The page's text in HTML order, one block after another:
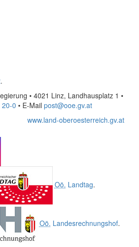
.
• 4021 Linz, Landhausplatz 1 •
0 • E-Mail post@ooe.gv.at
www.land-oberoesterreich.gv.at
Oö. Landtag.
Oö. Landesrechnungshof.